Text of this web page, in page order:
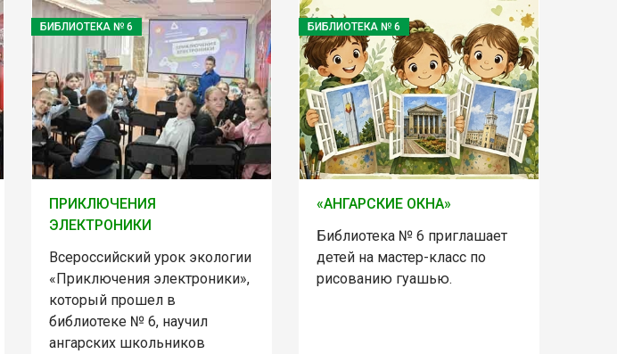
БИБЛИОТЕКА № 6
ПРИКЛЮЧЕНИЯ
ЭЛЕКТРОНИКИ
Всероссийский урок экологии
«Приключения электроники»,
который прошел в
библиотеке № 6, научил
ангарских школьников
БИБЛИОТЕКА № 6
«АНГАРСКИЕ ОКНА»
Библиотека № 6 приглашает
детей на мастер-класс по
рисованию гуашью.